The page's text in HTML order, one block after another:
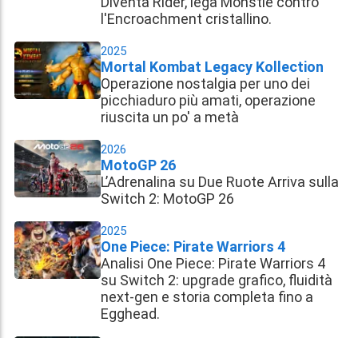
l'Encroachment cristallino.
2025
Mortal Kombat Legacy Kollection
Operazione nostalgia per uno dei
picchiaduro più amati, operazione
riuscita un po' a metà
2026
MotoGP 26
L’Adrenalina su Due Ruote Arriva sulla
Switch 2: MotoGP 26
2025
One Piece: Pirate Warriors 4
Analisi One Piece: Pirate Warriors 4
su Switch 2: upgrade grafico, fluidità
next-gen e storia completa fino a
Egghead.